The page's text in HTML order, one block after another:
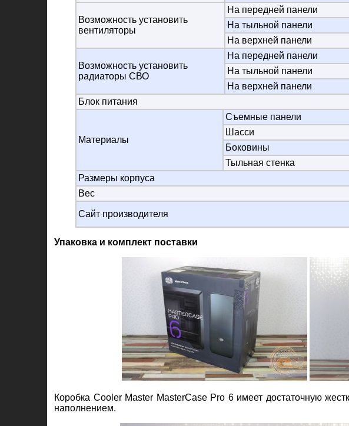
Возможность установить
вентиляторы
На передней панели
На тыльной панели
На верхней панели
Возможность установить
радиаторы СВО
На передней панели
На тыльной панели
На верхней панели
Блок питания
Материалы
Съемные панели
Шасси
Боковины
Тыльная стенка
Размеры корпуса
Вес
Сайт производителя
Упаковка и комплект поставки
Коробка Cooler Master MasterCase Pro 6 имеет достаточную
наполнением.